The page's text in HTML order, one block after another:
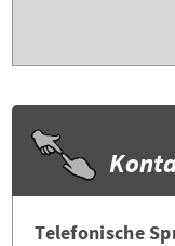
Telefonische